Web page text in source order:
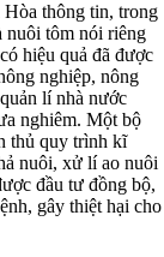
thông tin, trong
nuôi tôm nói riêng
hiệu quả đã được
nghiệp, nông
lí nhà nước
nghiêm. Một bộ
thủ quy trình kĩ
nuôi, xử lí ao nuôi
đầu tư đồng bộ,
gây thiệt hại cho